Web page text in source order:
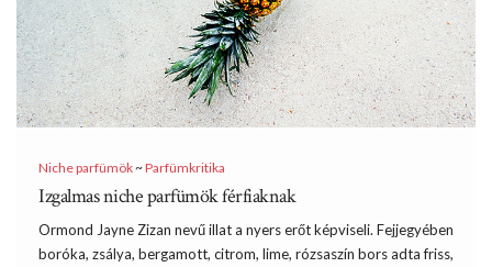
Niche parfümök~Parfümkritika
Izgalmas niche parfümök férfiaknak
Ormond Jayne Zizan nevű illat a nyers erőt képviseli. Fejjegyében
boróka, zsálya, bergamott, citrom, lime, rózsaszín bors adta friss,